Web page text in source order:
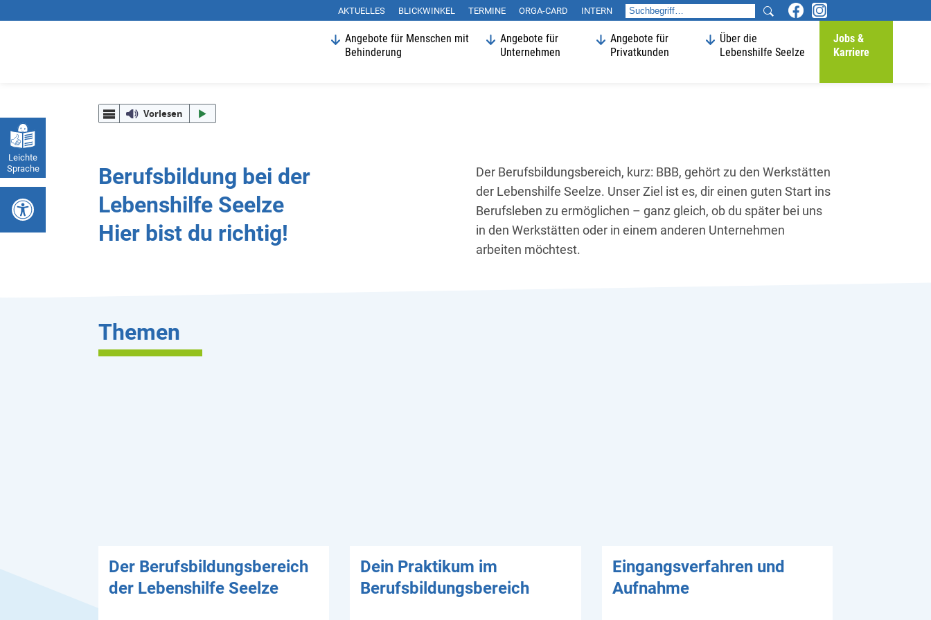
AKTUELLES BLICKWINKEL TERMINE ORGA-CARD INTERN
Suchen
Angebote für Menschen mit
Behinderung
Angebote für
Unternehmen
Angebote für
Privatkunden
Über die
Lebenshilfe Seelze
Jobs &
Karriere
Leichte
Sprache
Vorlesen
Berufsbildung bei der
Lebenshilfe Seelze
Hier bist du richtig!
Der Berufsbildungsbereich, kurz: BBB, gehört zu den Werkstätten
der Lebenshilfe Seelze. Unser Ziel ist es, dir einen guten Start ins
Berufsleben zu ermöglichen – ganz gleich, ob du später bei uns
in den Werkstätten oder in einem anderen Unternehmen
arbeiten möchtest.
Themen
Der Berufsbildungsbereich
der Lebenshilfe Seelze
Dein Praktikum im
Berufsbildungsbereich
Eingangsverfahren und
Aufnahme
Werkzeugleiste öffnen